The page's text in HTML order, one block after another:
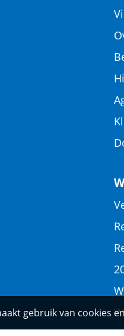
gebruik van cookies